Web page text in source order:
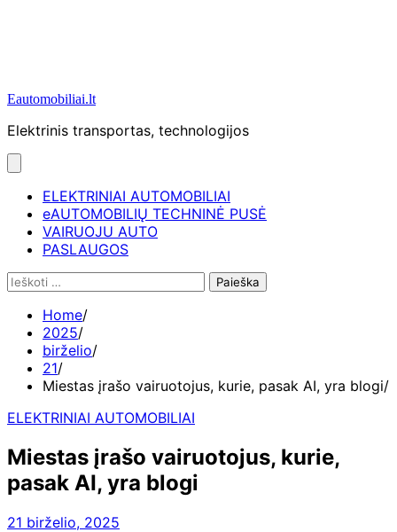
Eautomobiliai.lt
Elektrinis transportas, technologijos
ELEKTRINIAI AUTOMOBILIAI
eAUTOMOBILIŲ TECHNINĖ PUSĖ
VAIRUOJU AUTO
PASLAUGOS
Ieškoti:
Home
2025
birželio
21
Miestas įrašo vairuotojus, kurie, pasak AI, yra blogi
ELEKTRINIAI AUTOMOBILIAI
Miestas įrašo vairuotojus, kurie,
pasak AI, yra blogi
21 birželio, 2025